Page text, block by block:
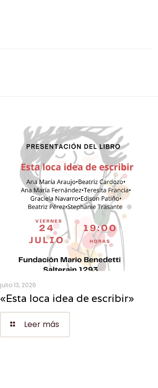
julio 13, 2026
«Esta loca idea de escribir»
Leer más